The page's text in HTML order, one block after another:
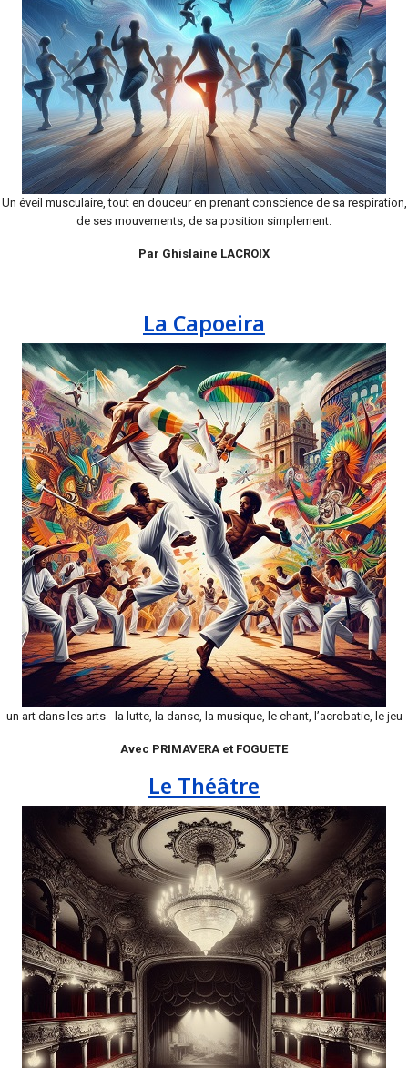
Un éveil musculaire, tout en douceur en prenant conscience de sa respiration,
de ses mouvements, de sa position simplement.
Par Ghislaine LACROIX
La Capoeira
un art dans les arts - la lutte, la danse, la musique, le chant, l’acrobatie, le jeu
Avec PRIMAVERA et FOGUETE
Le Théâtre